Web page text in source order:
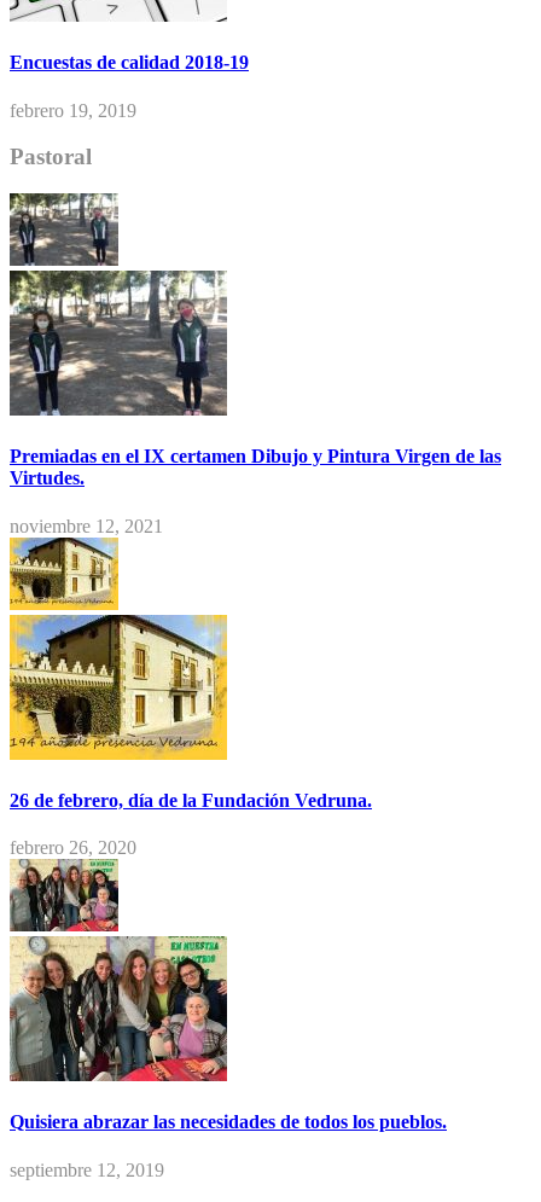
Encuestas de calidad 2018-19
febrero 19, 2019
Pastoral
Premiadas en el IX certamen Dibujo y Pintura Virgen de las
Virtudes.
noviembre 12, 2021
26 de febrero, día de la Fundación Vedruna.
febrero 26, 2020
Quisiera abrazar las necesidades de todos los pueblos.
septiembre 12, 2019